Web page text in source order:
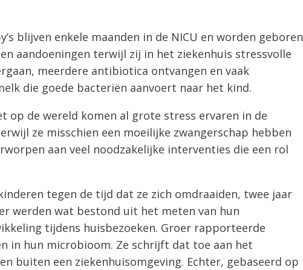
blijven enkele maanden in de NICU en worden geboren
aandoeningen terwijl zij in het ziekenhuis stressvolle
meerdere antibiotica ontvangen en vaak
die goede bacteriën aanvoert naar het kind.
op de wereld komen al grote stress ervaren in de
ze misschien een moeilijke zwangerschap hebben
aan veel noodzakelijke interventies die een rol
tegen de tijd dat ze zich omdraaiden, twee jaar
werden wat bestond uit het meten van hun
tijdens huisbezoeken. Groer rapporteerde
in hun microbioom. Ze schrijft dat toe aan het
buiten een ziekenhuisomgeving. Echter, gebaseerd op